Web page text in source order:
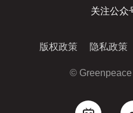
关注公众
版权政策 隐私政策
©